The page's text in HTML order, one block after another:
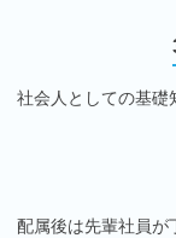
社会人としての基礎
配属後は先輩社員が